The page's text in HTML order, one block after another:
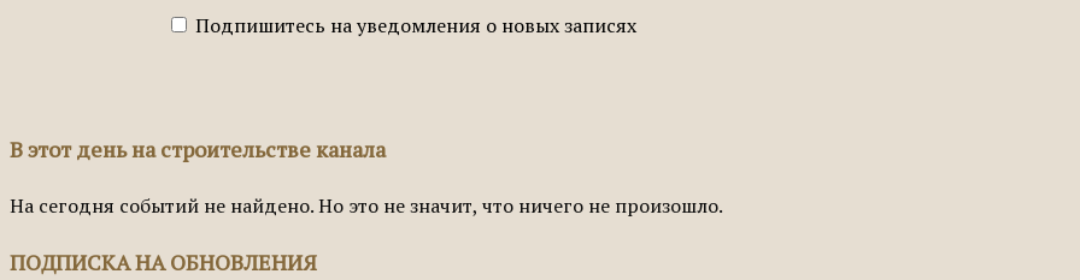
Подпишитесь на уведомления о новых записях
В этот день на строительстве канала
На сегодня событий не найдено. Но это не значит, что ничего не произошло.
ПОДПИСКА НА ОБНОВЛЕНИЯ